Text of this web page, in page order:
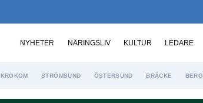
NYHETER NÄRINGSLIV KULTUR LEDARE
KROKOM STRÖMSUND ÖSTERSUND BRÄCKE BERG